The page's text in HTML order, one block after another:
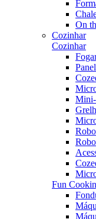
On
Cozinhar
Cozinhar
Fun